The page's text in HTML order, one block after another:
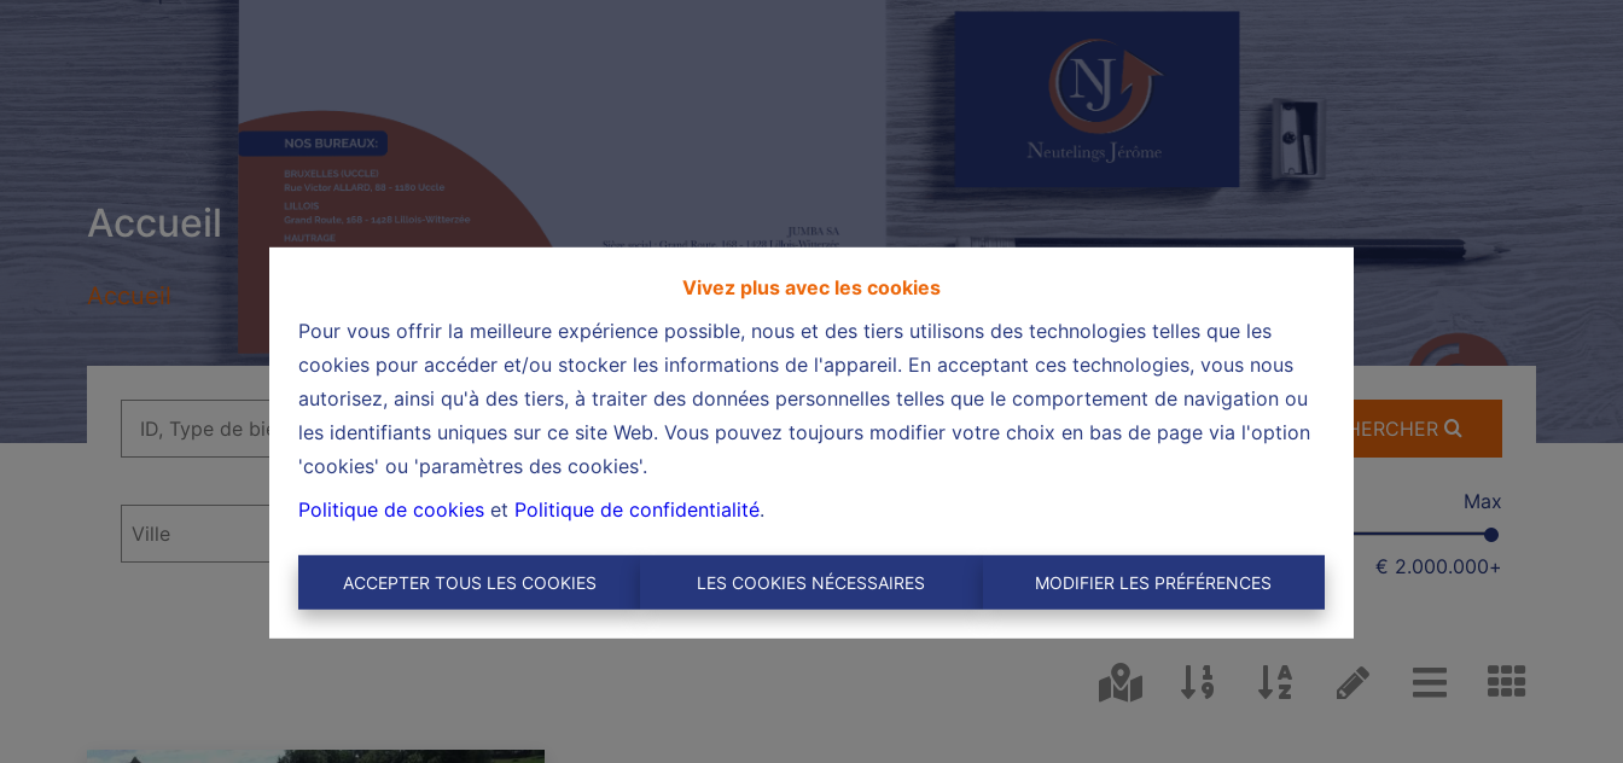
Vivez plus avec les cookies
Pour vous offrir la meilleure expérience possible, nous et des tiers utilisons des technologies telles que les
cookies pour accéder et/ou stocker les informations de l'appareil. En acceptant ces technologies, vous nous
autorisez, ainsi qu'à des tiers, à traiter des données personnelles telles que le comportement de navigation ou
les identifiants uniques sur ce site Web. Vous pouvez toujours modifier votre choix en bas de page via l'option
'cookies' ou 'paramètres des cookies'.
Politique de cookies et Politique de confidentialité.
ACCEPTER TOUS LES COOKIES LES COOKIES NÉCESSAIRES MODIFIER LES PRÉFÉRENCES
Accueil
Accueil
RECHERCHER
Max
€ 2.000.000+